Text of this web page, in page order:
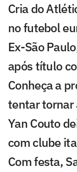
Cria do
no futebol
Ex-São
após título
Conheça a
tentar tornar
Yan Couto
com clube
Com festa,